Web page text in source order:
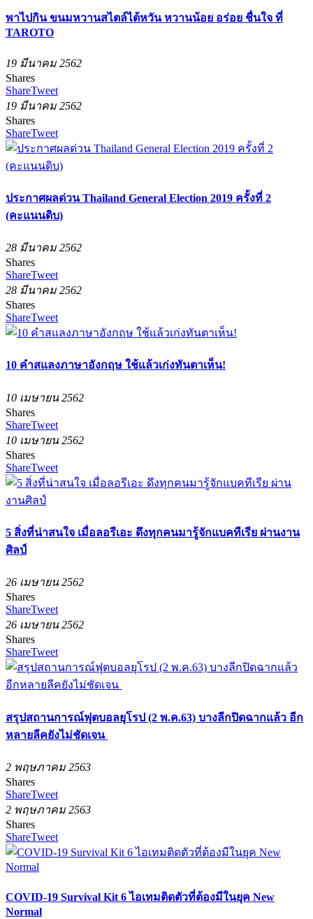
พาไปกิน ขนมหวานสไตล์ไต้หวัน หวานน้อย อร่อย ชื่นใจ ที่
TAROTO
19 มีนาคม 2562
Shares
ShareTweet
19 มีนาคม 2562
Shares
ShareTweet
ประกาศผลด่วน Thailand General Election 2019 ครั้งที่ 2
(คะแนนดิบ)
28 มีนาคม 2562
Shares
ShareTweet
28 มีนาคม 2562
Shares
ShareTweet
10 คำสแลงภาษาอังกฤษ ใช้แล้วเก่งทันตาเห็น!
10 เมษายน 2562
Shares
ShareTweet
10 เมษายน 2562
Shares
ShareTweet
5 สิ่งที่น่าสนใจ เมื่อลอรีเอะ ดึงทุกคนมารู้จักแบคทีเรีย ผ่านงาน
ศิลป์
26 เมษายน 2562
Shares
ShareTweet
26 เมษายน 2562
Shares
ShareTweet
สรุปสถานการณ์ฟุตบอลยุโรป (2 พ.ค.63) บางลีกปิดฉากแล้ว อีก
หลายลีคยังไม่ชัดเจน
2 พฤษภาคม 2563
Shares
ShareTweet
2 พฤษภาคม 2563
Shares
ShareTweet
COVID-19 Survival Kit 6 ไอเทมติดตัวที่ต้องมีในยุค New
Normal